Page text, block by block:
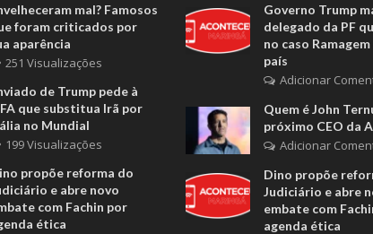
mal? Famosos
foram criticados por
aparência
251 Visualizações
de Trump pede à
que substitua Irã por
no Mundial
199 Visualizações
propõe reforma do
e abre novo
com Fachin por
ética
Governo Trump
delegado da PF
no caso
país
Adicionar
Quem é John
próximo CEO da
Adicionar
Dino propõe
Judiciário e abre
embate com
agenda ética